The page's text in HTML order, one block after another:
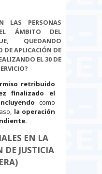
LAS PERSONAS
ÁMBITO DEL
QUEDANDO
DE APLICACIÓN DE
EL 30 DE
retribuido
finalizado el
como
la operación
EN LA
JUSTICIA